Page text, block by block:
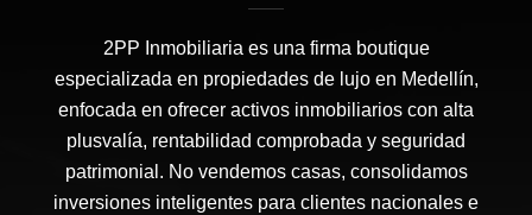
2PP Inmobiliaria es una firma boutique
especializada en propiedades de lujo en Medellín,
enfocada en ofrecer activos inmobiliarios con alta
plusvalía, rentabilidad comprobada y seguridad
patrimonial. No vendemos casas, consolidamos
inversiones inteligentes para clientes nacionales e